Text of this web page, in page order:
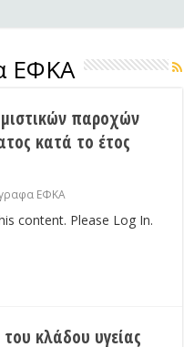
ΕΦΚΑ
παροχών
κατά το έτος
ΕΦΚΑ
content. Please Log In.
κλάδου υγείας